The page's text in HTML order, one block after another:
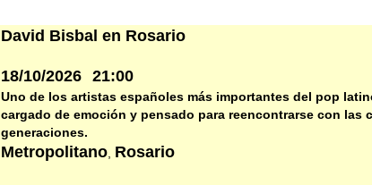
David Bisbal en Rosario
18/10/2026 21:00
Uno de los artistas españoles más importantes del pop
cargado de emoción y pensado para reencontrarse con las
generaciones.
Metropolitano, Rosario